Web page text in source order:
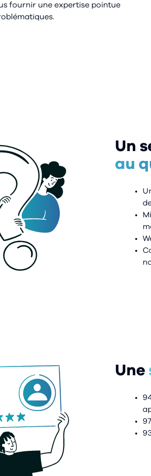
fournir une expertise pointue
Un
au
Une